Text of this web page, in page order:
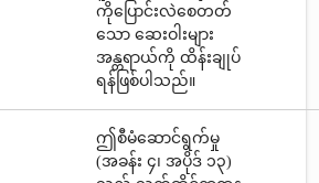
ကိုပြောင်းလဲစေတတ်
သော ဆေးဝါးများ
အန္တရာယ်ကို ထိန်းချုပ်
ရန်ဖြစ်ပါသည်။
ဤစီမံဆောင်ရွက်မှု
(အခန်း ၄၊ အပိုဒ် ၁၃)